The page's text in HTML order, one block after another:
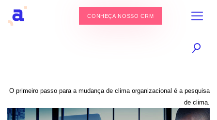
CONHEÇA NOSSO CRM
O primeiro passo para a mudança de clima organizacional é a pesquisa
de clima.